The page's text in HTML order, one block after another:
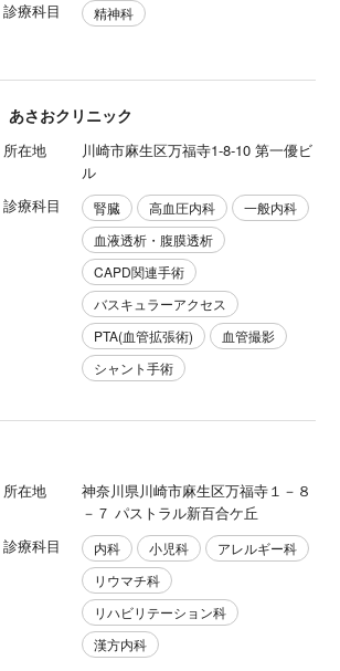
診療科目
精神科
さおクリニック
所在地
川崎市麻生区万福寺1-8-10 第一優ビ
ル
診療科目
腎臓 高血圧内科
一般内科
血液透析・腹膜透析
CAPD関連手術
バスキュラーアクセス
PTA(血管拡張術)
血管撮影
シャント手術
所在地
神奈川県川崎市麻生区万福寺１－８
－７ パストラル新百合ケ丘
診療科目
内科 小児科
アレルギー科
リウマチ科
リハビリテーション科
漢方内科